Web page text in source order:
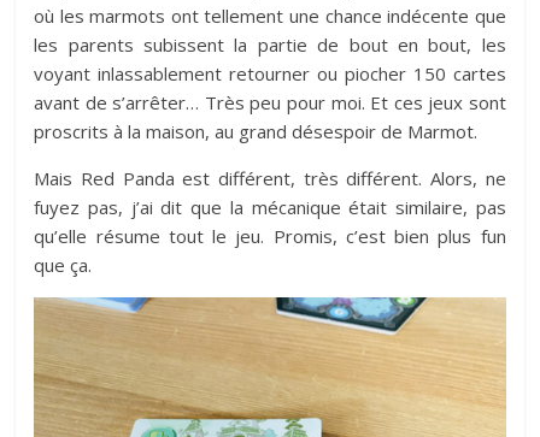
où les marmots ont tellement une chance indécente que
les parents subissent la partie de bout en bout, les
voyant inlassablement retourner ou piocher 150 cartes
avant de s’arrêter… Très peu pour moi. Et ces jeux sont
proscrits à la maison, au grand désespoir de Marmot.
Mais Red Panda est différent, très différent. Alors, ne
fuyez pas, j’ai dit que la mécanique était similaire, pas
qu’elle résume tout le jeu. Promis, c’est bien plus fun
que ça.